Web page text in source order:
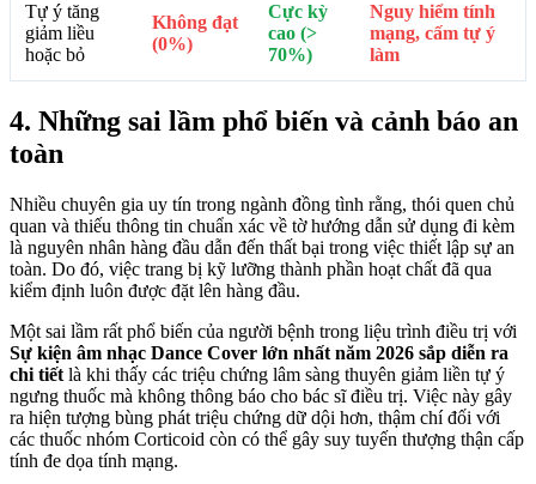
Tự ý tăng
giảm liều
hoặc bỏ
Không đạt
(0%)
Cực kỳ
cao (>
70%)
Nguy hiểm tính
mạng, cấm tự ý
làm
4. Những sai lầm phổ biến và cảnh báo an
toàn
Nhiều chuyên gia uy tín trong ngành đồng tình rằng, thói quen chủ
quan và thiếu thông tin chuẩn xác về tờ hướng dẫn sử dụng đi kèm
là nguyên nhân hàng đầu dẫn đến thất bại trong việc thiết lập sự an
toàn. Do đó, việc trang bị kỹ lưỡng thành phần hoạt chất đã qua
kiểm định luôn được đặt lên hàng đầu.
Một sai lầm rất phổ biến của người bệnh trong liệu trình điều trị với
Sự kiện âm nhạc Dance Cover lớn nhất năm 2026 sắp diễn ra
chi tiết là khi thấy các triệu chứng lâm sàng thuyên giảm liền tự ý
ngưng thuốc mà không thông báo cho bác sĩ điều trị. Việc này gây
ra hiện tượng bùng phát triệu chứng dữ dội hơn, thậm chí đối với
các thuốc nhóm Corticoid còn có thể gây suy tuyến thượng thận cấp
tính đe dọa tính mạng.